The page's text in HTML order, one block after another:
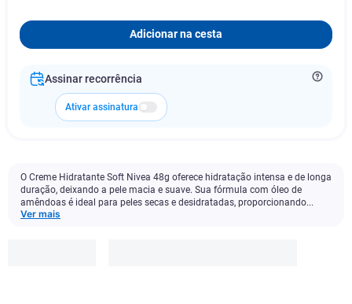
Adicionar na cesta
Assinar recorrência
Ativar assinatura
O Creme Hidratante Soft Nivea 48g oferece hidratação intensa e de longa
duração, deixando a pele macia e suave. Sua fórmula com óleo de
amêndoas é ideal para peles secas e desidratadas, proporcionando...
Ver mais